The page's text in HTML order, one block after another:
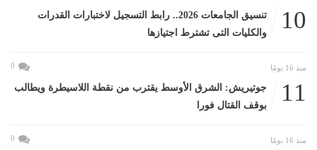
10
تنسيق الجامعات 2026.. رابط التسجيل لاختبارات القدرات
والكليات التى تشترط اجتيازها
منذ 16 يومًا 0
11
جوتيريش: الشرق الأوسط يقترب من نقطة اللاسيطرة ويطالب
بوقف القتال فورا
منذ 16 يومًا 0